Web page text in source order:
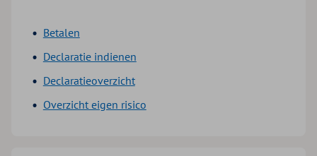
Betalen
Declaratie indienen
Declaratieoverzicht
Overzicht eigen risico